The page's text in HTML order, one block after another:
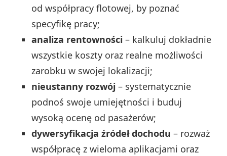
od współpracy flotowej, by poznać
specyfikę pracy;
analiza rentowności – kalkuluj dokładnie
wszystkie koszty oraz realne możliwości
zarobku w swojej lokalizacji;
nieustanny rozwój – systematycznie
podnoś swoje umiejętności i buduj
wysoką ocenę od pasażerów;
dywersyfikacja źródeł dochodu – rozważ
współpracę z wieloma aplikacjami oraz